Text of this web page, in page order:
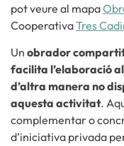
pot veure al mapa
CooperativaTres
Un obrador
facilita l’elaboració
d’altra manera no
aquesta activitat.
complementar o
d’iniciativa privada